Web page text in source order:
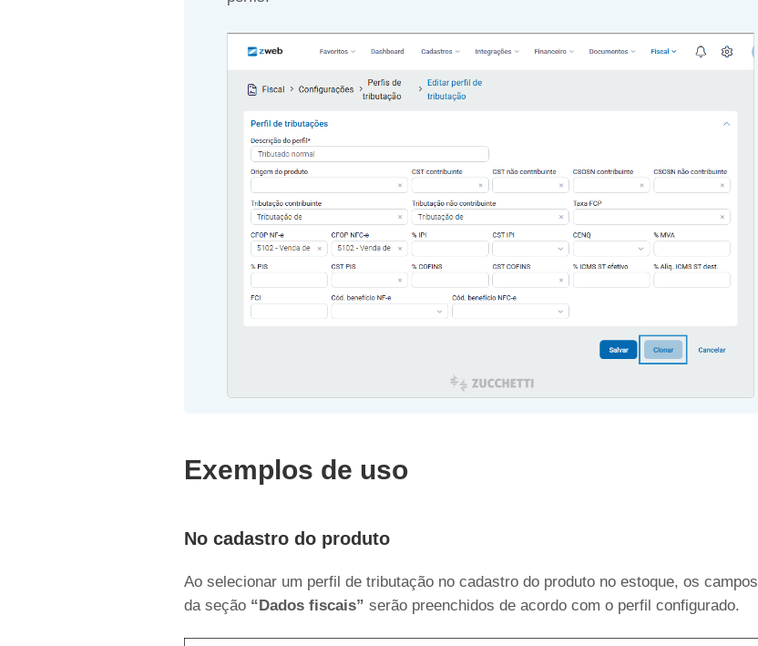
Exemplos de uso
No cadastro do produto
Ao selecionar um perfil de tributação no cadastro do produto no estoque, os campos
da seção “Dados fiscais” serão preenchidos de acordo com o perfil configurado.